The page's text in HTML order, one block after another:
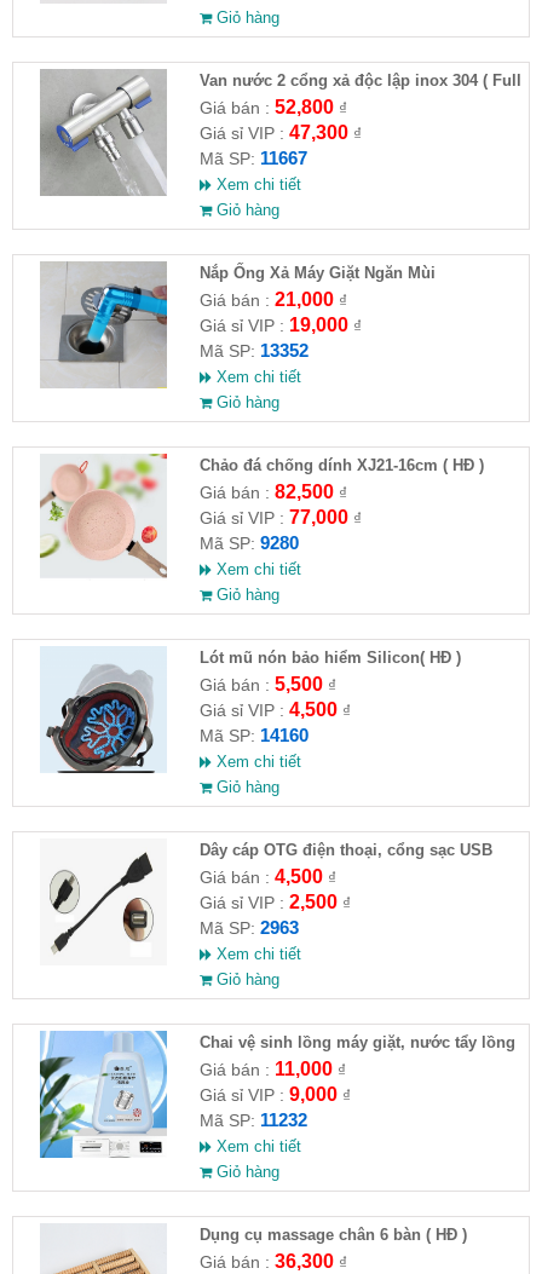
Giỏ hàng
Van nước 2 cổng xả độc lập inox 304 ( Full
VAT )
Giá bán : 52,800₫
Giá sỉ VIP : 47,300₫
Mã SP: 11667
Xem chi tiết
Giỏ hàng
Nắp Ống Xả Máy Giặt Ngăn Mùi
Giá bán : 21,000₫
Giá sỉ VIP : 19,000₫
Mã SP: 13352
Xem chi tiết
Giỏ hàng
Chảo đá chống dính XJ21-16cm ( HĐ )
Giá bán : 82,500₫
Giá sỉ VIP : 77,000₫
Mã SP: 9280
Xem chi tiết
Giỏ hàng
Lót mũ nón bảo hiểm Silicon( HĐ )
Giá bán : 5,500₫
Giá sỉ VIP : 4,500₫
Mã SP: 14160
Xem chi tiết
Giỏ hàng
Dây cáp OTG điện thoại, cổng sạc USB
Giá bán : 4,500₫
Giá sỉ VIP : 2,500₫
Mã SP: 2963
Xem chi tiết
Giỏ hàng
Chai vệ sinh lồng máy giặt, nước tẩy lồng
máy giặt CLEANING FLUID
Giá bán : 11,000₫
Giá sỉ VIP : 9,000₫
Mã SP: 11232
Xem chi tiết
Giỏ hàng
Dụng cụ massage chân 6 bàn ( HĐ )
Giá bán : 36,300₫